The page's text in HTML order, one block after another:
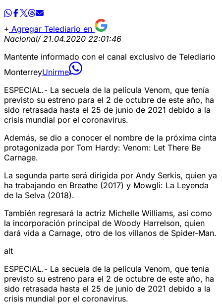
Agregar Telediario en
Nacional/ 21.04.2020 22:01:46
Mantente informado con el canal exclusivo de Telediario
MonterreyUnirme
ESPECIAL.- La secuela de la película Venom, que tenía
previsto su estreno para el 2 de octubre de este año, ha
sido retrasada hasta el 25 de junio de 2021 debido a la
crisis mundial por el coronavirus.
Además, se dio a conocer el nombre de la próxima cinta
protagonizada por Tom Hardy: Venom: Let There Be
Carnage.
La segunda parte será dirigida por Andy Serkis, quien ya
ha trabajando en Breathe (2017) y Mowgli: La Leyenda
de la Selva (2018).
También regresará la actriz Michelle Williams, así como
la incorporación principal de Woody Harrelson, quien
dará vida a Carnage, otro de los villanos de Spider-Man.
alt
ESPECIAL.- La secuela de la película Venom, que tenía
previsto su estreno para el 2 de octubre de este año, ha
sido retrasada hasta el 25 de junio de 2021 debido a la
crisis mundial por el coronavirus.